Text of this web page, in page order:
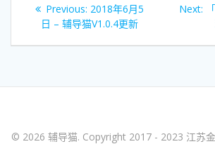
Previous: Previous
post:
2018年6月5
日 – 辅导猫V1.0.4更新
Next:
© 2026 辅导猫. Copyright 2017 - 2023 江苏